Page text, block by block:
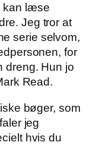
kan læse
Jeg tror at
serie selvom,
for
dreng. Hun jo
Read.
bøger, som
jeg
hvis du